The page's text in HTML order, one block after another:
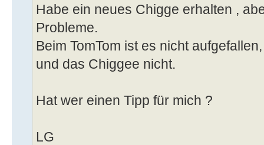
Habe ein neues Chigge erhalten ,
Probleme.
Beim TomTom ist es nicht
und das Chiggee nicht.
Hat wer einen Tipp für mich ?
LG